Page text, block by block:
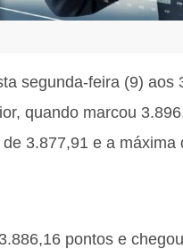
segunda-feira (9) aos
quando marcou
3.877,91 e a
pontos e